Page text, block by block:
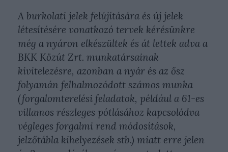
A burkolati jelek felújítására és új jelek
létesítésére vonatkozó tervek kérésünkre
még a nyáron elkészültek és át lettek adva a
BKK Közút Zrt. munkatársainak
kivitelezésre, azonban a nyár és az ősz
folyamán felhalmozódott számos munka
(forgalomterelési feladatok, például a 61-es
villamos részleges pótlásához kapcsolódva
végleges forgalmi rend módosítások,
jelzőtábla kihelyezések stb.) miatt erre jelen